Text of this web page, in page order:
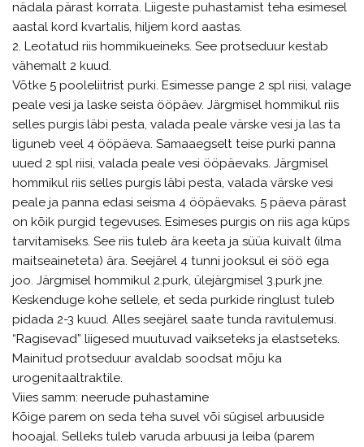
nädala pärast korrata. Liigeste puhastamist teha esimesel
aastal kord kvartalis, hiljem kord aastas.
2. Leotatud riis hommikueineks. See protseduur kestab
vähemalt 2 kuud.
Võtke 5 pooleliitrist purki. Esimesse pange 2 spl riisi, valage
peale vesi ja laske seista ööpäev. Järgmisel hommikul riis
selles purgis läbi pesta, valada peale värske vesi ja las ta
liguneb veel 4 ööpäeva. Samaaegselt teise purki panna
uued 2 spl riisi, valada peale vesi ööpäevaks. Järgmisel
hommikul riis selles purgis läbi pesta, valada värske vesi
peale ja panna edasi seisma 4 ööpäevaks. 5 päeva pärast
on kõik purgid tegevuses. Esimeses purgis on riis aga küps
tarvitamiseks. See riis tuleb ära keeta ja süüa kuivalt (ilma
maitseaineteta) ära. Seejärel 4 tunni jooksul ei söö ega
joo. Järgmisel hommikul 2.purk, ülejärgmisel 3.purk jne.
Keskenduge kohe sellele, et seda purkide ringlust tuleb
pidada 2-3 kuud. Alles seejärel saate tunda ravitulemusi.
“Ragisevad” liigesed muutuvad vaikseteks ja elastseteks.
Mainitud protseduur avaldab soodsat mõju ka
urogenitaaltraktile.
Viies samm: neerude puhastamine
Kõige parem on seda teha suvel või sügisel arbuuside
hooajal. Selleks tuleb varuda arbuusi ja leiba (parem